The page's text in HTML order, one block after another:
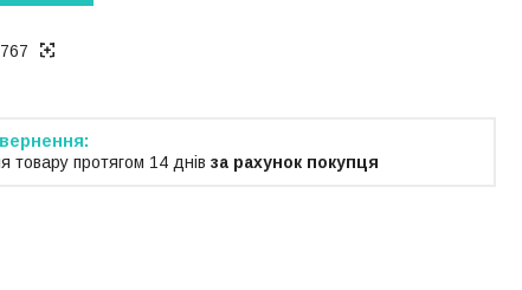
товару протягом 14 днів за рахунок покупця